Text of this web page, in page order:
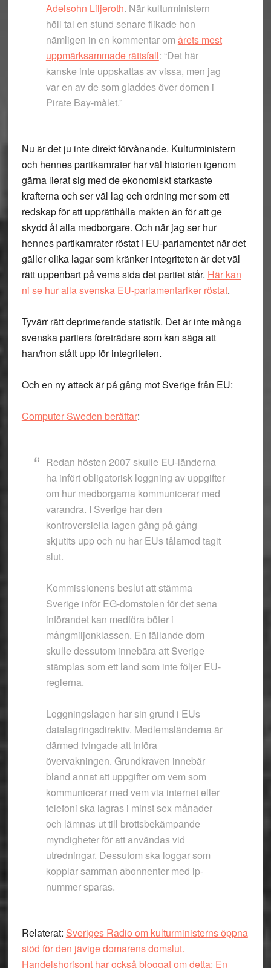
Adelsohn Liljeroth. När kulturministern
höll tal en stund senare flikade hon
nämligen in en kommentar om årets mest
uppmärksammade rättsfall: “Det här
kanske inte uppskattas av vissa, men jag
var en av de som gladdes över domen i
Pirate Bay-målet.”
Nu är det ju inte direkt förvånande. Kulturministern
och hennes partikamrater har väl historien igenom
gärna lierat sig med de ekonomiskt starkaste
krafterna och ser väl lag och ordning mer som ett
redskap för att upprätthålla makten än för att ge
skydd åt alla medborgare. Och när jag ser hur
hennes partikamrater röstat i EU-parlamentet när det
gäller olika lagar som kränker integriteten är det väl
rätt uppenbart på vems sida det partiet står. Här kan
ni se hur alla svenska EU-parlamentariker röstat.
Tyvärr rätt deprimerande statistik. Det är inte många
svenska partiers företrädare som kan säga att
han/hon stått upp för integriteten.
Och en ny attack är på gång mot Sverige från EU:
Computer Sweden berättar:
Redan hösten 2007 skulle EU-länderna
ha infört obligatorisk loggning av uppgifter
om hur medborgarna kommunicerar med
varandra. I Sverige har den
kontroversiella lagen gång på gång
skjutits upp och nu har EUs tålamod tagit
slut.
Kommissionens beslut att stämma
Sverige inför EG-domstolen för det sena
införandet kan medföra böter i
mångmiljonklassen. En fällande dom
skulle dessutom innebära att Sverige
stämplas som ett land som inte följer EU-
reglerna.
Loggningslagen har sin grund i EUs
datalagringsdirektiv. Medlemsländerna är
därmed tvingade att införa
övervakningen. Grundkraven innebär
bland annat att uppgifter om vem som
kommunicerar med vem via internet eller
telefoni ska lagras i minst sex månader
och lämnas ut till brottsbekämpande
myndigheter för att användas vid
utredningar. Dessutom ska loggar som
kopplar samman abonnenter med ip-
nummer sparas.
Relaterat: Sveriges Radio om kulturministerns öppna
stöd för den jävige domarens domslut.
Handelshorisont har också bloggat om detta: En